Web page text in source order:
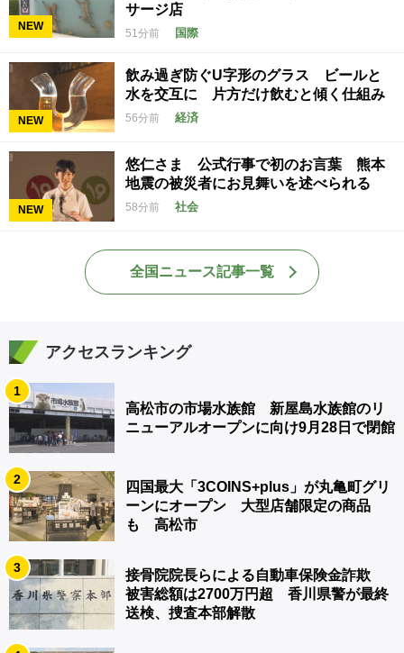
NEW
サージ店
51分前 国際
NEW
飲み過ぎ防ぐU字形のグラス ビールと
水を交互に 片方だけ飲むと傾く仕組み
56分前 経済
NEW
悠仁さま 公式行事で初のお言葉 熊本
地震の被災者にお見舞いを述べられる
58分前 社会
全国ニュース記事一覧
アクセスランキング
1
高松市の市場水族館 新屋島水族館のリ
ニューアルオープンに向け9月28日で閉館
2
四国最大「3COINS+plus」が丸亀町グリ
ーンにオープン 大型店舗限定の商品
も 高松市
3
接骨院院長らによる自動車保険金詐欺
被害総額は2700万円超 香川県警が最終
送検、捜査本部解散